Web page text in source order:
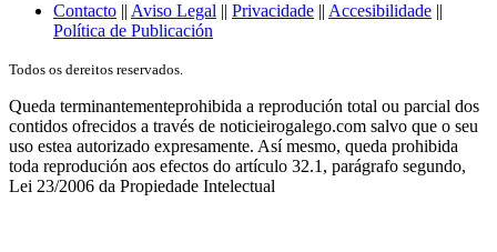
Contacto || Aviso Legal || Privacidade || Accesibilidade ||
Política de Publicación
Todos os dereitos reservados.
Queda terminantementeprohibida a reprodución total ou parcial dos
contidos ofrecidos a través de noticieirogalego.com salvo que o seu
uso estea autorizado expresamente. Así mesmo, queda prohibida
toda reprodución aos efectos do artículo 32.1, parágrafo segundo,
Lei 23/2006 da Propiedade Intelectual